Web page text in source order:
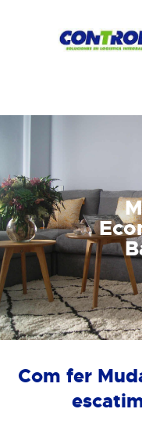
Com fer